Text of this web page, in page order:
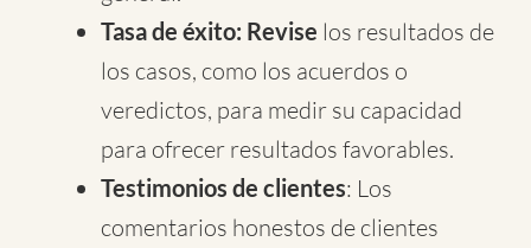
Tasa de éxito: Revise los resultados de
los casos, como los acuerdos o
veredictos, para medir su capacidad
para ofrecer resultados favorables.
Testimonios de clientes: Los
comentarios honestos de clientes